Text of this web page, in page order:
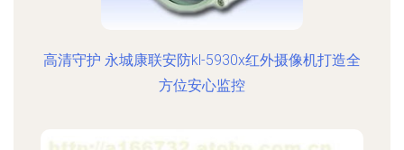
高清守护 永城康联安防kl-5930x红外摄像机打造全
方位安心监控